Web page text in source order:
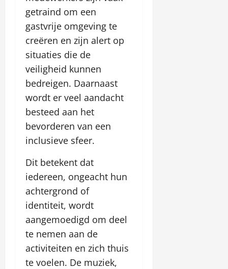
getraind om een
gastvrije omgeving te
creëren en zijn alert op
situaties die de
veiligheid kunnen
bedreigen. Daarnaast
wordt er veel aandacht
besteed aan het
bevorderen van een
inclusieve sfeer.
Dit betekent dat
iedereen, ongeacht hun
achtergrond of
identiteit, wordt
aangemoedigd om deel
te nemen aan de
activiteiten en zich thuis
te voelen. De muziek,